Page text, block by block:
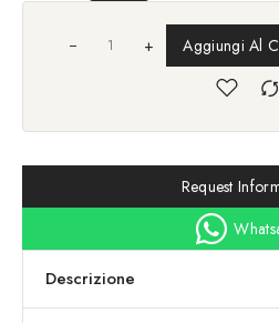
+ Aggiungi Al
Request
Descrizione